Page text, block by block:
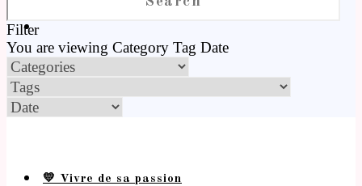
Filter
You are viewing Category Tag Date
💛 Vivre de sa passion